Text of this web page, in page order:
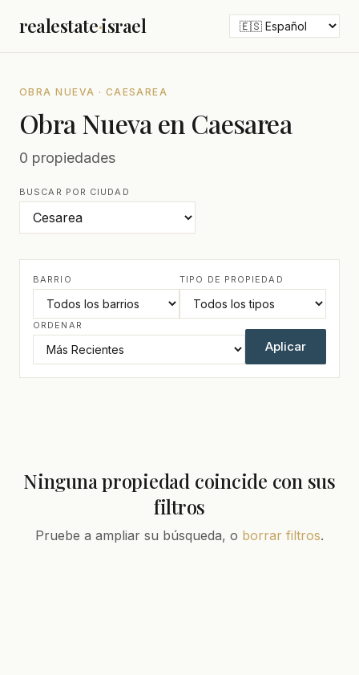
realestate·israel
OBRA NUEVA · CAESAREA
Obra Nueva en Caesarea
0 propiedades
BUSCAR POR CIUDAD
BARRIO TIPO DE PROPIEDAD
ORDENAR
Aplicar
Ninguna propiedad coincide con sus
filtros
Pruebe a ampliar su búsqueda, o borrar filtros.